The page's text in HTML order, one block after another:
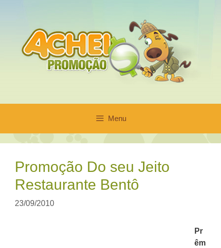
conteúdo
Menu
Promoção Do seu Jeito
Restaurante Bentô
23/09/2010
Pr
êm